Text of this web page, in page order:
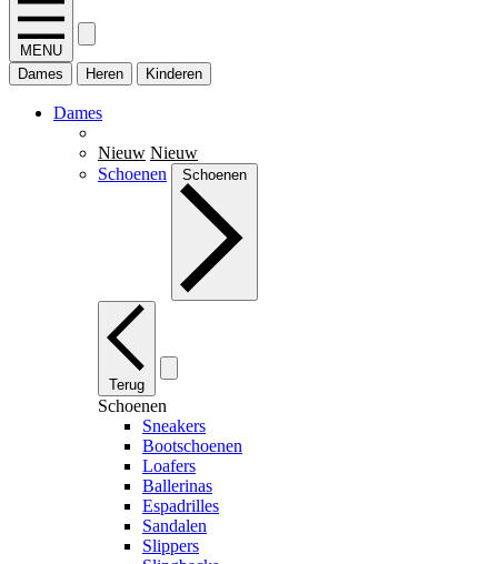
MENU
Dames
Heren Kinderen
Dames
Nieuw Nieuw
Schoenen
Schoenen
Terug
Schoenen
Sneakers
Bootschoenen
Loafers
Ballerinas
Espadrilles
Sandalen
Slippers